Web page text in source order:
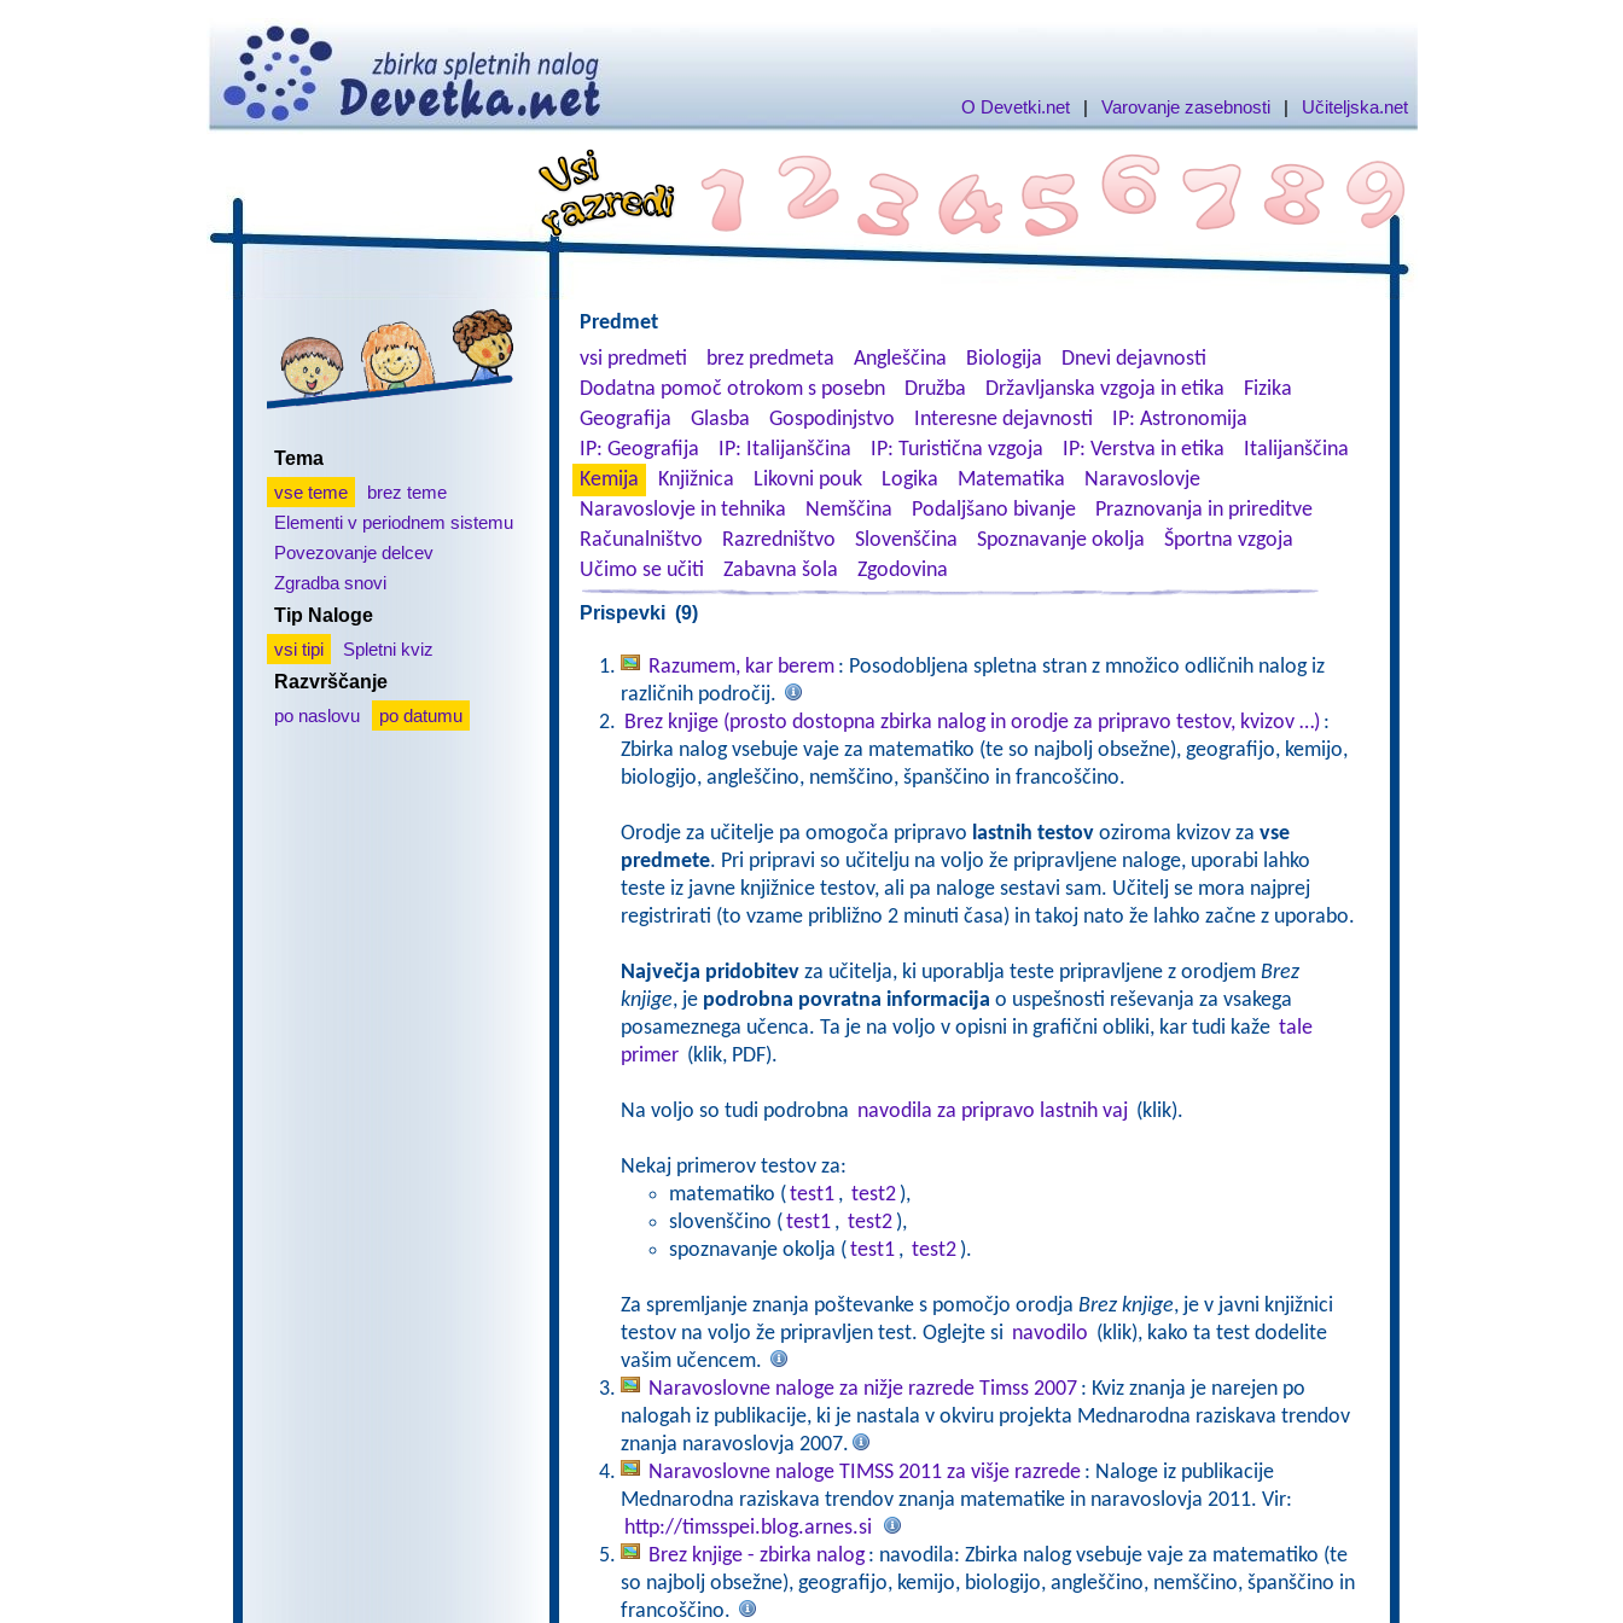
O Devetki.net | Varovanje zasebnosti | Učiteljska.net
Tema
vse teme
brez teme
Elementi v periodnem sistemu
Povezovanje delcev
Zgradba snovi
Tip Naloge
vsi tipi
Spletni kviz
Razvrščanje
po naslovu
po datumu
Predmet
vsi predmeti
brez predmeta Angleščina Biologija
Dnevi dejavnosti
Dodatna pomoč otrokom s posebn
Družba Državljanska vzgoja in etika
Fizika
Geografija
Glasba Gospodinjstvo Interesne dejavnosti
IP: Astronomija
IP: Geografija
IP: Italijanščina IP: Turistična vzgoja IP: Verstva in etika
Italijanščina
Kemija
Knjižnica Likovni pouk Logika Matematika
Naravoslovje
Naravoslovje in tehnika
Nemščina Podaljšano bivanje
Praznovanja in prireditve
Računalništvo
Razredništvo Slovenščina Spoznavanje okolja
Športna vzgoja
Učimo se učiti
Zabavna šola Zgodovina
Prispevki (9)
Razumem, kar berem : Posodobljena spletna stran z množico odličnih nalog iz
različnih področij.
Brez knjige (prosto dostopna zbirka nalog in orodje za pripravo testov, kvizov …) :
Zbirka nalog vsebuje vaje za matematiko (te so najbolj obsežne), geografijo, kemijo,
biologijo, angleščino, nemščino, španščino in francoščino.
Orodje za učitelje pa omogoča pripravo lastnih testovoziroma kvizov za vse
predmete. Pri pripravi so učitelju na voljo že pripravljene naloge, uporabi lahko
teste iz javne knjižnice testov, ali pa naloge sestavi sam. Učitelj se mora najprej
registrirati (to vzame približno 2 minuti časa) in takoj nato že lahko začne z uporabo.
Največja pridobitevza učitelja, ki uporablja teste pripravljene z orodjem Brez
knjige, je podrobna povratna informacija o uspešnosti reševanja za vsakega
posameznega učenca. Ta je na voljo v opisni in grafični obliki, kar tudi kaže tale
primer (klik, PDF).
Na voljo so tudi podrobna navodila za pripravo lastnih vaj (klik).
Nekaj primerov testov za:
matematiko (test1 , test2 ),
slovenščino (test1 , test2 ),
spoznavanje okolja (test1 , test2 ).
Za spremljanje znanja poštevanke s pomočjo orodja Brez knjige, je v javni knjižnici
testov na voljo že pripravljen test. Oglejte si navodilo (klik), kako ta test dodelite
vašim učencem.
Naravoslovne naloge za nižje razrede Timss 2007 : Kviz znanja je narejen po
nalogah iz publikacije, ki je nastala v okviru projekta Mednarodna raziskava trendov
znanja naravoslovja 2007.
Naravoslovne naloge TIMSS 2011 za višje razrede : Naloge iz publikacije
Mednarodna raziskava trendov znanja matematike in naravoslovja 2011. Vir:
http://timsspei.blog.arnes.si
Brez knjige - zbirka nalog : navodila: Zbirka nalog vsebuje vaje za matematiko (te
so najbolj obsežne), geografijo, kemijo, biologijo, angleščino, nemščino, španščino in
francoščino.